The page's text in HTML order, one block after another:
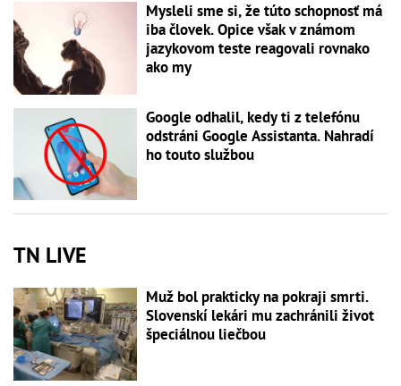
Mysleli sme si, že túto schopnosť má
iba človek. Opice však v známom
jazykovom teste reagovali rovnako
ako my
Google odhalil, kedy ti z telefónu
odstráni Google Assistanta. Nahradí
ho touto službou
TN LIVE
Muž bol prakticky na pokraji smrti.
Slovenskí lekári mu zachránili život
špeciálnou liečbou